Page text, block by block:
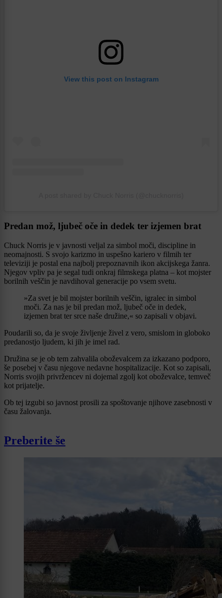
View this post on Instagram
Predan mož, ljubeč oče in dedek ter izjemen brat
Chuck Norris je v javnosti veljal za simbol moči, discipline in
neomajnosti. S svojo karizmo in uspešno kariero v filmih ter
televiziji je postal ena najbolj prepoznavnih ikon akcijskega žanra.
Njegov vpliv pa je segal tudi onkraj filmskega platna – kot mojster
borilnih veščin je navdihoval generacije po vsem svetu.
»Za svet je bil mojster borilnih veščin, igralec in simbol
moči. Za nas je bil predan mož, ljubeč oče in dedek,
izjemen brat ter srce naše družine,« so zapisali v objavi.
Poudarili so, da je svoje življenje živel z vero, smislom in globoko
predanostjo ljudem, ki jih je imel rad.
Družina se je ob tem zahvalila oboževalcem za izkazano podporo,
še posebej v času njegove nedavne hospitalizacije. Kot so zapisali,
Norris svojih privržencev ni dojemal zgolj kot oboževalce, temveč
kot prijatelje.
Ob tej izgubi so javnost prosili za spoštovanje njihove zasebnosti v
času žalovanja.
Preberite še